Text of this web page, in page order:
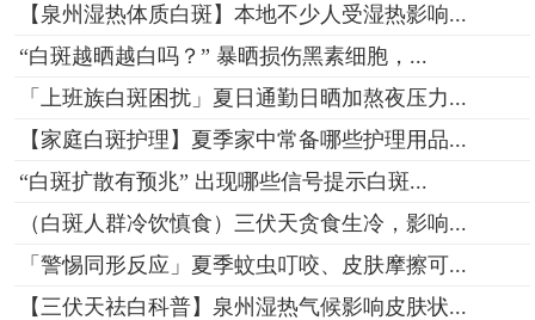
【泉州湿热体质白斑】本地不少人受湿热影响...
“白斑越晒越白吗？” 暴晒损伤黑素细胞，...
「上班族白斑困扰」夏日通勤日晒加熬夜压力...
【家庭白斑护理】夏季家中常备哪些护理用品...
“白斑扩散有预兆” 出现哪些信号提示白斑...
（白斑人群冷饮慎食）三伏天贪食生冷，影响...
「警惕同形反应」夏季蚊虫叮咬、皮肤摩擦可...
【三伏天祛白科普】泉州湿热气候影响皮肤状...